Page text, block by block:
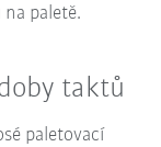
paletě.
taktů
paletovací